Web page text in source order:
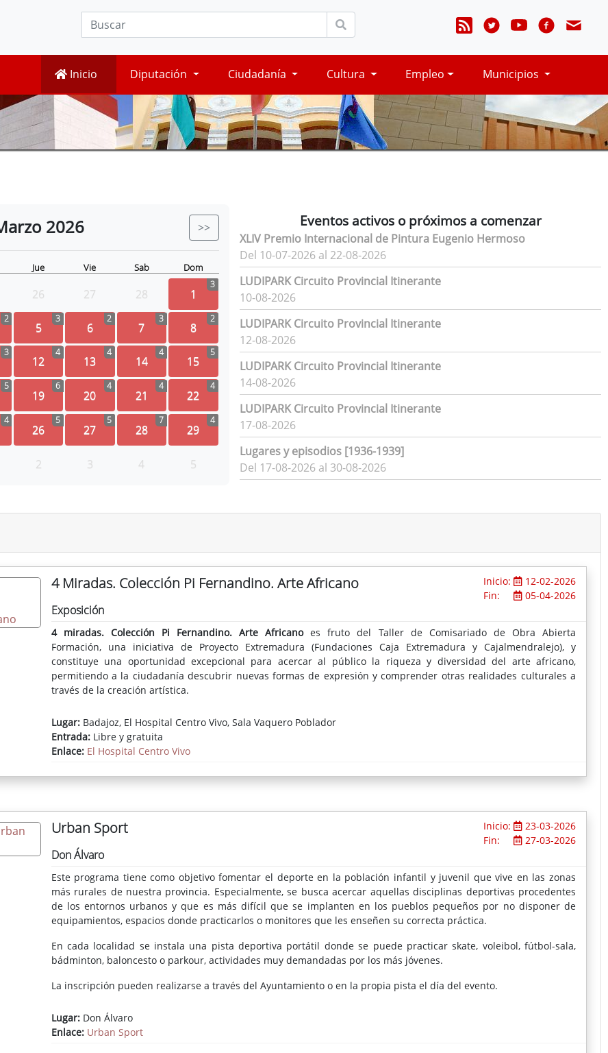
Inicio Diputación Ciudadanía Cultura Empleo Municipios
2026 >>
Jue Vie Sab Dom
26 27 28 1
3
2
5
3
6
2
7
3
8
2
3
12
4
13
4
14
4
15
5
5
19
6
20
4
21
4
22
4
4
26
5
27
5
28
7
29
4
2 3 4 5
Eventos activos o próximos a comenzar
XLIV Premio Internacional de Pintura Eugenio Hermoso
Del 10-07-2026 al 22-08-2026
LUDIPARK Circuito Provincial Itinerante
10-08-2026
LUDIPARK Circuito Provincial Itinerante
12-08-2026
LUDIPARK Circuito Provincial Itinerante
14-08-2026
LUDIPARK Circuito Provincial Itinerante
17-08-2026
Lugares y episodios [1936-1939]
Del 17-08-2026 al 30-08-2026
4 Miradas. Colección Pi Fernandino. Arte Africano Inicio:
12-02-2026
Fin:
05-04-2026
Exposición
4 miradas. Colección Pi Fernandino. Arte Africanoes fruto del Taller de Comisariado de Obra Abierta
Formación, una iniciativa de Proyecto Extremadura (Fundaciones Caja Extremadura y Cajalmendralejo), y
constituye una oportunidad excepcional para acercar al público la riqueza y diversidad del arte africano,
permitiendo a la ciudadanía descubrir nuevas formas de expresión y comprender otras realidades culturales a
través de la creación artística.
Lugar:Badajoz, El Hospital Centro Vivo, Sala Vaquero Poblador
Entrada:Libre y gratuita
Enlace: El Hospital Centro Vivo
Urban Sport Inicio:
23-03-2026
Fin:
27-03-2026
Don Álvaro
Este programa tiene como objetivo fomentar el deporte en la población infantil y juvenil que vive en las zonas
más rurales de nuestra provincia. Especialmente, se busca acercar aquellas disciplinas deportivas procedentes
de los entornos urbanos y que es más difícil que se implanten en los pueblos pequeños por no disponer de
equipamientos, espacios donde practicarlos o monitores que les enseñen su correcta práctica.
En cada localidad se instala una pista deportiva portátil donde se puede practicar skate, voleibol, fútbol-sala,
bádminton, baloncesto o parkour, actividades muy demandadas por los más jóvenes.
La inscripción pueden realizarse a través del Ayuntamiento o en la propia pista el día del evento.
Lugar:Don Álvaro
Enlace: Urban Sport